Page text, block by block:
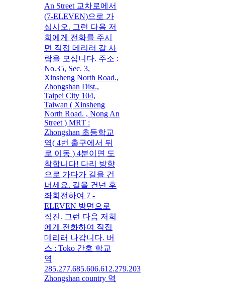
An Street 교차로에서
(7-ELEVEN)으로 가
십시오. 그런 다음 저
희에게 전화를 주시
면 직접 데리러 갈 사
람을 모십니다. 주소 :
No.35, Sec. 3,
Xinsheng North Road.,
Zhongshan Dist.,
Taipei City 104,
Taiwan ( Xinsheng
North Road. , Nong An
Street ) MRT :
Zhongshan 초등학교
역( 4번 출구에서 뒤
로 이동 ) 4분이면 도
착합니다! 다리 방향
으로 가다가 길을 건
너세요. 길을 건넌 후
좌회전하여 7 -
ELEVEN 방면으로
직진. 그런 다음 저희
에게 전화하여 직접
데리러 나갑니다. 버
스 : Toko 간호 학교
역
285.277.685.606.612.279.203
Zhongshan country 역